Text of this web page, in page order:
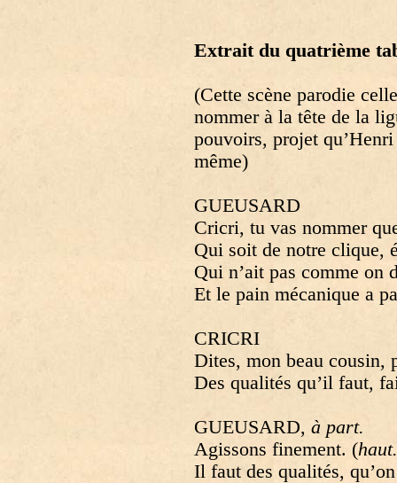
Extrait du quatrième
(Cette scène parodie
nommer à la tête de la
pouvoirs, projet
même)
GUEUSARD
Cricri, tu vas nommer
Qui soit de notre clique,
Qui n’ait pas comme
Et le pain mécanique a
CRICRI
Dites, mon beau cousin,
Des qualités qu’il faut,
GUEUSARD, à part.
Agissons finement. (haut.
Il faut des qualités,